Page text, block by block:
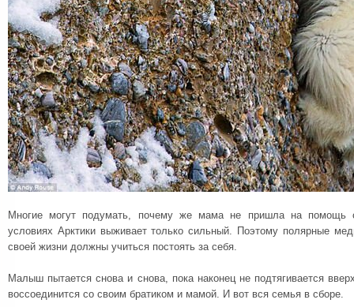
Многие могут подумать, почему же мама не пришла на
условиях Арктики выживает только сильный. Поэтому полярные
своей жизни должны учиться постоять за себя.
Малыш пытается снова и снова, пока наконец не подтягивается
воссоединится со своим братиком и мамой. И вот вся семья в сборе.